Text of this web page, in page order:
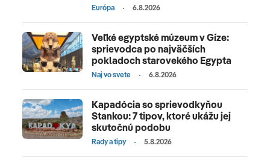
Európa 6.8.2026
Veľké egyptské múzeum v Gíze:
sprievodca po najväčších
pokladoch starovekého Egypta
Naj vo svete 6.8.2026
Kapadócia so sprievodkyňou
Stankou: 7 tipov, ktoré ukážu jej
skutočnú podobu
Rady a tipy 5.8.2026